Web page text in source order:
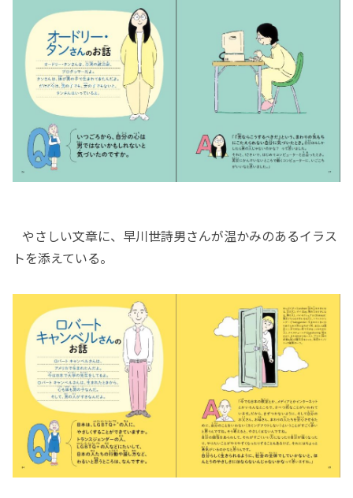
やさしい文章に、早川世詩男さんが温かみのあるイラス
トを添えている。